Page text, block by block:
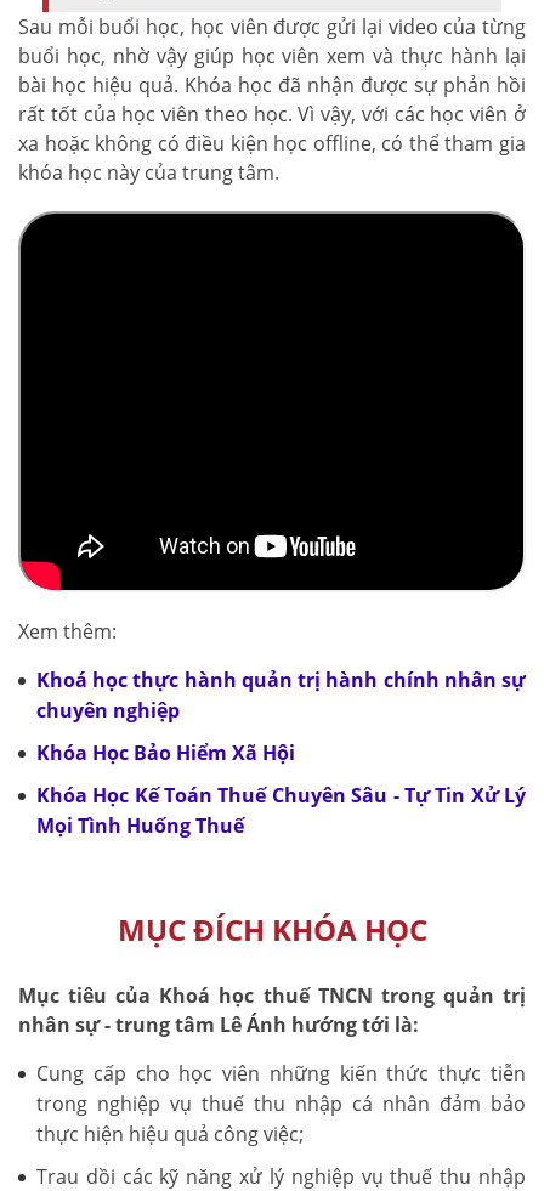
Sau mỗi buổi học, học viên được gửi lại video của từng
buổi học, nhờ vậy giúp học viên xem và thực hành lại
bài học hiệu quả. Khóa học đã nhận được sự phản hồi
rất tốt của học viên theo học. Vì vậy, với các học viên ở
xa hoặc không có điều kiện học offline, có thể tham gia
khóa học này của trung tâm.
Xem thêm:
Khoá học thực hành quản trị hành chính nhân sự
chuyên nghiệp
Khóa Học Bảo Hiểm Xã Hội
Khóa Học Kế Toán Thuế Chuyên Sâu - Tự Tin Xử Lý
Mọi Tình Huống Thuế
MỤC ĐÍCH KHÓA HỌC
Mục tiêu của Khoá học thuế TNCN trong quản trị
nhân sự - trung tâm Lê Ánh hướng tới là:
Cung cấp cho học viên những kiến thức thực tiễn
trong nghiệp vụ thuế thu nhập cá nhân đảm bảo
thực hiện hiệu quả công việc;
Trau dồi các kỹ năng xử lý nghiệp vụ thuế thu nhập